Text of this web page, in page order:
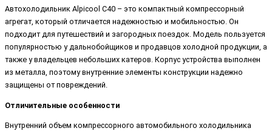
Автохолодильник Alpicool C40 – это компактный компрессорный
агрегат, который отличается надежностью и мобильностью. Он
подходит для путешествий и загородных поездок. Модель пользуется
популярностью у дальнобойщиков и продавцов холодной продукции, а
также у владельцев небольших катеров. Корпус устройства выполнен
из металла, поэтому внутренние элементы конструкции надежно
защищены от повреждений.
Отличительные особенности
Внутренний объем компрессорного автомобильного холодильника